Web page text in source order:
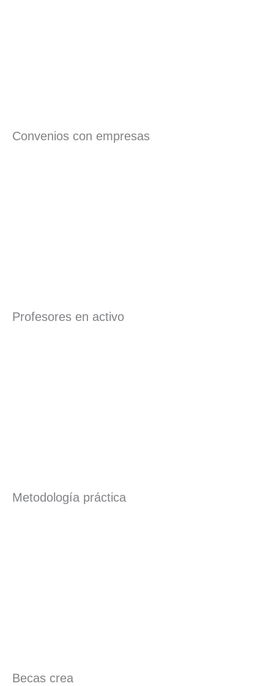
Convenios con empresas
Profesores en activo
Metodología práctica
Becas crea